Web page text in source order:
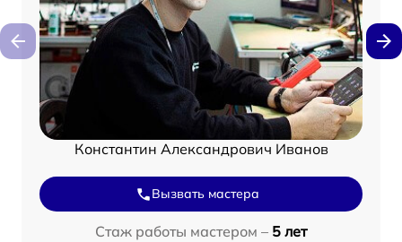
Константин Александрович Иванов
Вызвать мастера
Стаж работы мастером – 5 лет